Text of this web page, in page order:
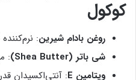
کوکول
روغن بادام شیرین:
شی باتر (Shea Butter)
:
ویتامین E
: آنتی‌اکسیدان